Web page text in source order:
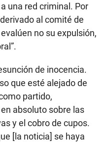
una red criminal. Por
al comité de
no su expulsión,
de inocencia.
que esté alejado de
partido,
absoluto sobre las
y el cobro de cupos.
[la noticia] se haya